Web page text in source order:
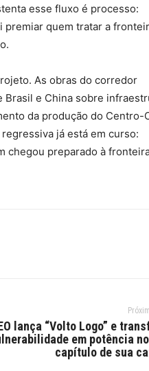
esse fluxo é processo:
premiar quem tratar a
As obras do corredor
Brasil e China sobre
da produção do Centro-
já está em curso:
chegou preparado à
lança “Volto Logo” e
em potência
capítulo de sua